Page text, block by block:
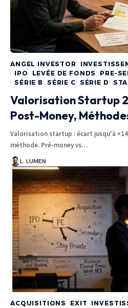
ANGEL INVESTOR
IPO
LEVÉE DE FONDS PRE-
SÉRIE B SÉRIE C SÉRIE D
Valorisation Startup
Post-Money,
Valorisation startup : écart jusqu'à
méthode. Pré-money vs…
L. LUMEN
ACQUISITIONS EXIT